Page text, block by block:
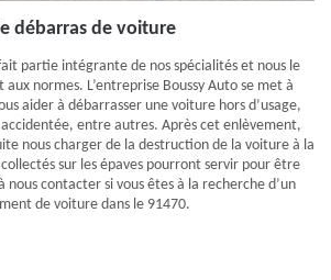
débarras de voiture
partie intégrante de nos spécialités et nous le
normes. L’entreprise Boussy Auto se met à
aider à débarrasser une voiture hors d’usage,
entre autres. Après cet enlèvement,
nous charger de la destruction de la voiture à la
sur les épaves pourront servir pour être
nous contacter si vous êtes à la recherche d’un
de voiture dans le 91470.